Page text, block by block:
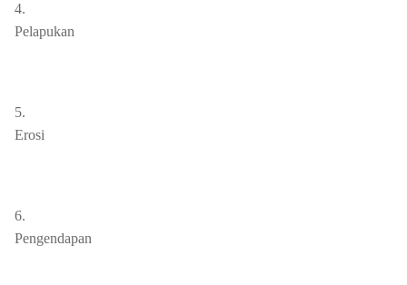
4.
Pelapukan
5.
Erosi
6.
Pengendapan